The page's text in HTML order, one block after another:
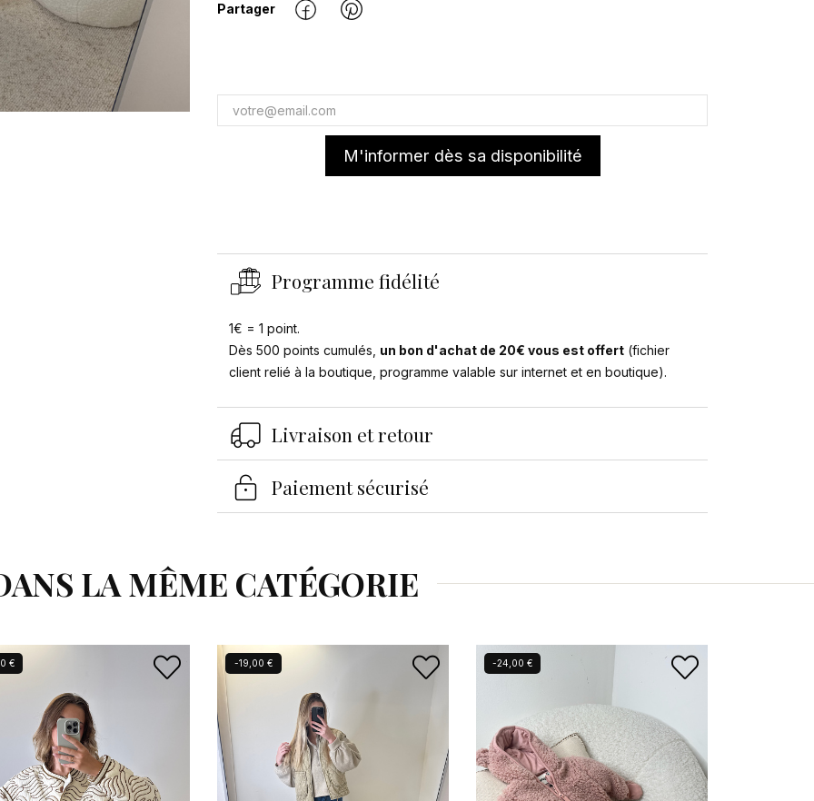
Partager
M'informer dès sa disponibilité
Programme fidélité
1€ = 1 point.
Dès 500 points cumulés, un bon d'achat de 20€ vous est offert(fichier
client relié à la boutique, programme valable sur internet et en boutique).
Livraison et retour
Paiement sécurisé
LA MÊME CATÉGORIE
€ -19,00 € -24,00 €
connecter